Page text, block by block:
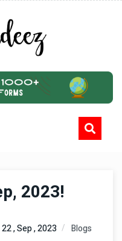
2023!
22 , Sep , 2023 Blogs